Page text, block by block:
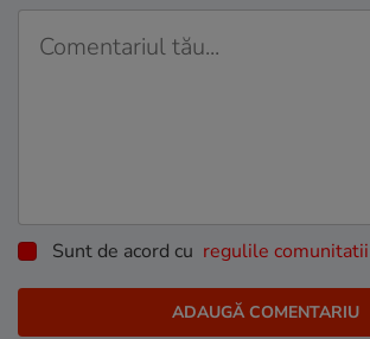
Sunt de acord cu regulile comunitatii